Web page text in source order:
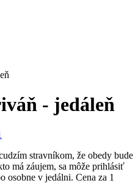
- jedáleň
stravníkom, že obedy bude
má záujem, sa môže prihlásiť
osobne v jedálni. Cena za 1